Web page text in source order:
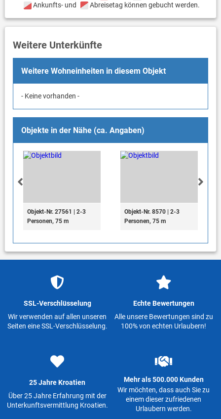
Ankunfts- und
Abreisetag können gebucht werden.
Weitere Unterkünfte
Weitere Wohneinheiten in diesem Objekt
- Keine vorhanden -
Objekte in der Nähe (ca. Angaben)
Objekt-Nr. 27561 | 2-3
Personen, 75 m
Objekt-Nr. 8570 | 2-3
Personen, 75 m
SSL-Verschlüsselung
Wir verwenden auf allen unseren
Seiten eine SSL-Verschlüsselung.
Echte Bewertungen
Alle unsere Bewertungen sind zu
100% von echten Urlaubern!
25 Jahre Kroatien
Über 25 Jahre Erfahrung mit der
Unterkunftsvermittlung Kroatien.
Mehr als 500.000 Kunden
Wir möchten, dass auch Sie zu
einem dieser zufriedenen
Urlaubern werden.